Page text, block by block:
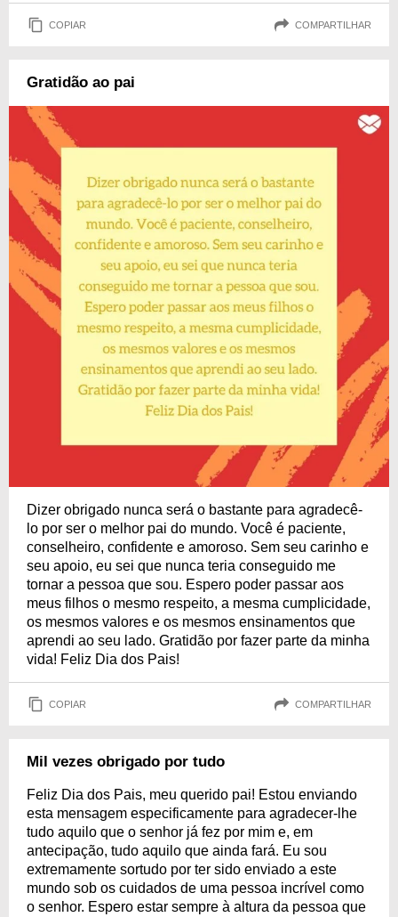
COPIAR COMPARTILHAR
Gratidão ao pai
Dizer obrigado nunca será o bastante para agradecê-
lo por ser o melhor pai do mundo. Você é paciente,
conselheiro, confidente e amoroso. Sem seu carinho e
seu apoio, eu sei que nunca teria conseguido me
tornar a pessoa que sou. Espero poder passar aos
meus filhos o mesmo respeito, a mesma cumplicidade,
os mesmos valores e os mesmos ensinamentos que
aprendi ao seu lado. Gratidão por fazer parte da minha
vida! Feliz Dia dos Pais!
COPIAR COMPARTILHAR
Mil vezes obrigado por tudo
Feliz Dia dos Pais, meu querido pai! Estou enviando
esta mensagem especificamente para agradecer-lhe
tudo aquilo que o senhor já fez por mim e, em
antecipação, tudo aquilo que ainda fará. Eu sou
extremamente sortudo por ter sido enviado a este
mundo sob os cuidados de uma pessoa incrível como
o senhor. Espero estar sempre à altura da pessoa que